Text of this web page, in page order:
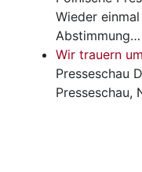
Wieder
Abstimmung…
Wir trauern
Presseschau
Presseschau,